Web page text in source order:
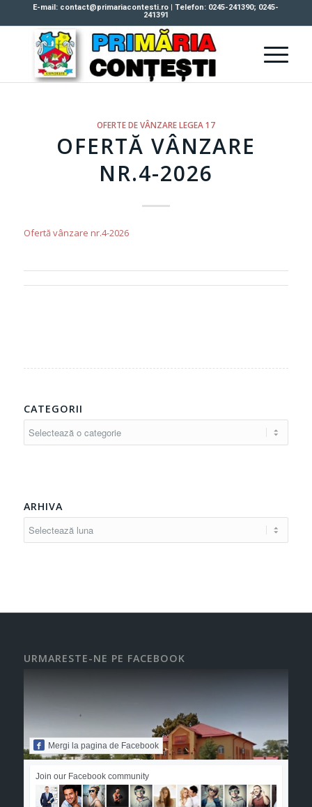
E-mail: contact@primariacontesti.ro | Telefon: 0245-241390; 0245-
241391
OFERTE DE VÂNZARE LEGEA 17
OFERTĂ VÂNZARE
NR.4-2026
Ofertă vânzare nr.4-2026
CATEGORII
ARHIVA
URMARESTE-NE PE FACEBOOK
Mergi la pagina de Facebook
Join our Facebook community